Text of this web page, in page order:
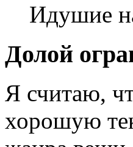
Идушие
Долой
Я считаю,
хорошую